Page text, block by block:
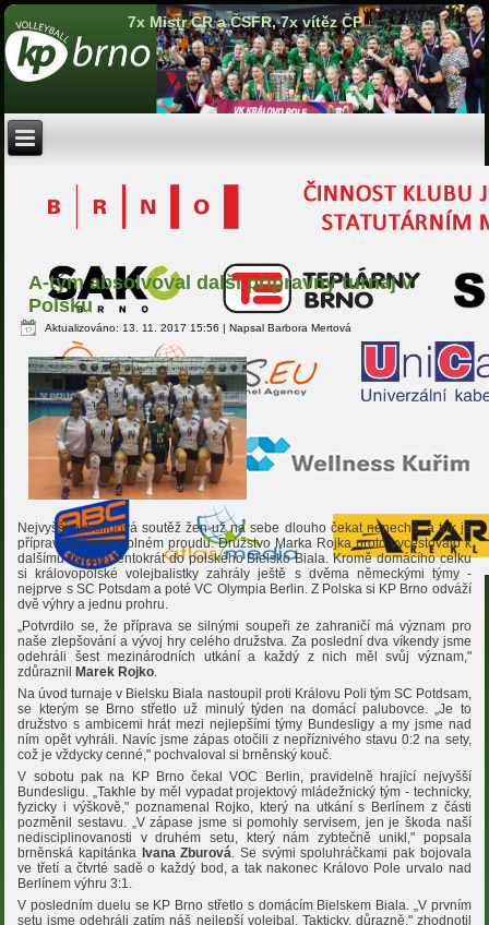
7x Mistr ČR a ČSFR, 7x vítěz ČP
A-tým absolvoval další přípravný turnaj v
Polsku
Aktualizováno: 13. 11. 2017 15:56 |Napsal Barbora Mertová
Nejvyšší extraligová soutěž žen už na sebe dlouho čekat nenechá, a tak je
příprava A-týmu v plném proudu. Družstvo Marka Rojka proto vycestovalo k
dalšímu turnaji, tentokrát do polského Bielsko Biala. Kromě domácího celku
si královopolské volejbalistky zahrály ještě s dvěma německými týmy -
nejprve s SC Potsdam a poté VC Olympia Berlin. Z Polska si KP Brno odváží
dvě výhry a jednu prohru.
„Potvrdilo se, že příprava se silnými soupeři ze zahraničí má význam pro
naše zlepšování a vývoj hry celého družstva. Za poslední dva víkendy jsme
odehráli šest mezinárodních utkání a každý z nich měl svůj význam,"
zdůraznilMarek Rojko
Na úvod turnaje v Bielsku Biala nastoupil proti Královu Poli tým SC Potdsam,
se kterým se Brno střetlo už minulý týden na domácí palubovce. „Je to
družstvo s ambicemi hrát mezi nejlepšími týmy Bundesligy a my jsme nad
ním opět vyhráli. Navíc jsme zápas otočili z nepříznivého stavu 0:2 na sety,
což je vždycky cenné," pochvaloval si brněnský kouč.
V sobotu pak na KP Brno čekal VOC Berlin, pravidelně hrající nejvyšší
Bundesligu. „Takhle by měl vypadat projektový mládežnický tým - technicky,
fyzicky i výškově," poznamenal Rojko, který na utkání s Berlínem z části
pozměnil sestavu. „V zápase jsme si pomohly servisem, jen je škoda naší
nedisciplinovanosti v druhém setu, který nám zybtečně unikl," popsala
brněnská kapitánka Ivana Zburová . Se svými spoluhráčkami pak bojovala
ve třetí a čtvrté sadě o každý bod, a tak nakonec Královo Pole urvalo nad
Berlínem výhru 3:1.
V posledním duelu se KP Brno střetlo s domácím Bielskem Biala. „V prvním
setu jsme odehráli zatím náš nejlepší volejbal. Takticky, důrazně," zhodnotil